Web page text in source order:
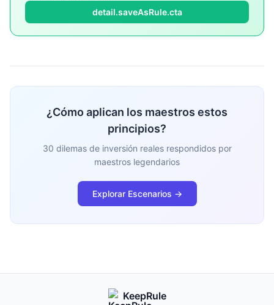
detail.saveAsRule.cta
¿Cómo aplican los maestros estos
principios?
30 dilemas de inversión reales respondidos por
maestros legendarios
Explorar Escenarios →
KeepRule